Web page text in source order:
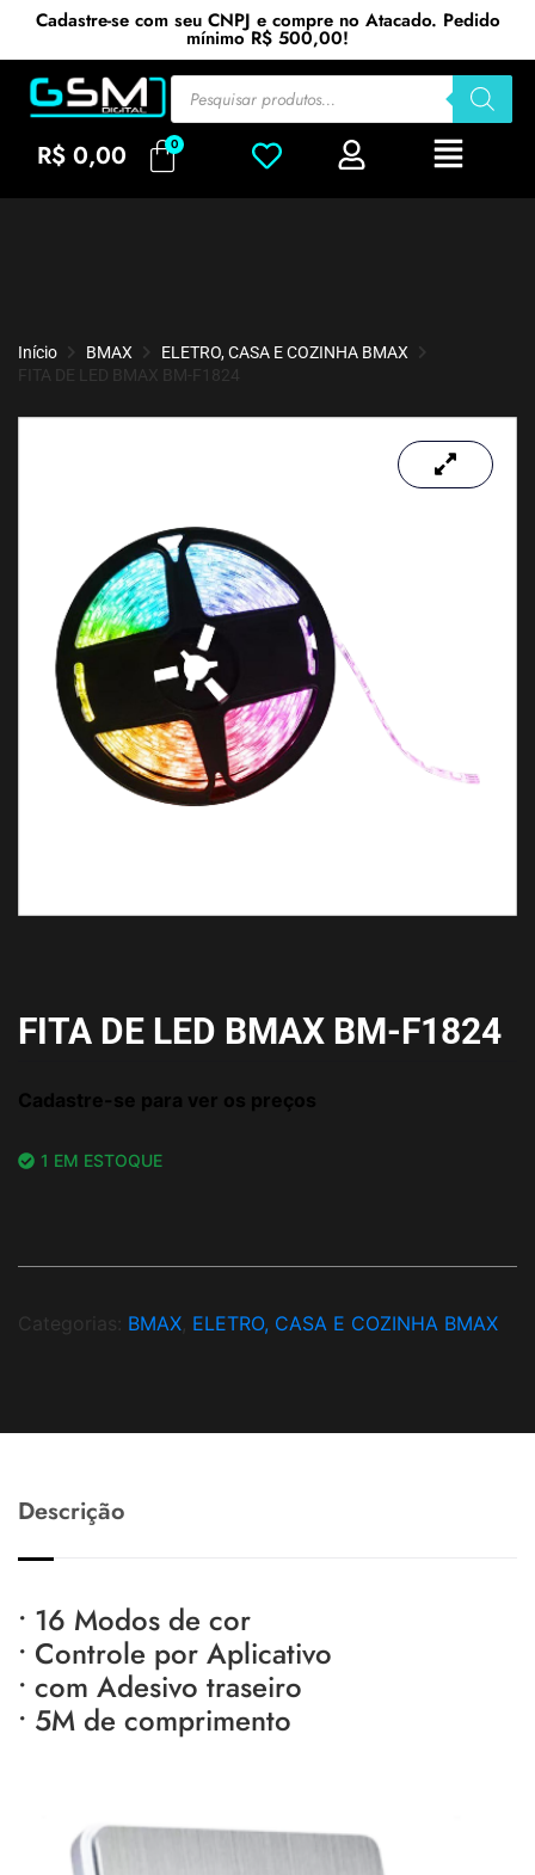
Cadastre-se com seu CNPJ e compre no Atacado. Pedido
mínimo R$ 500,00!
R$ 0,00
Início BMAX
ELETRO, CASA E COZINHA BMAX
FITA DE LED BMAX BM-F1824
FITA DE LED BMAX BM-F1824
Cadastre-se para ver os preços
1 EM ESTOQUE
Categorias: BMAX ELETRO, CASA E COZINHA BMAX
Descrição
• 16 Modos de cor
• Controle por Aplicativo
• com Adesivo traseiro
• 5M de comprimento